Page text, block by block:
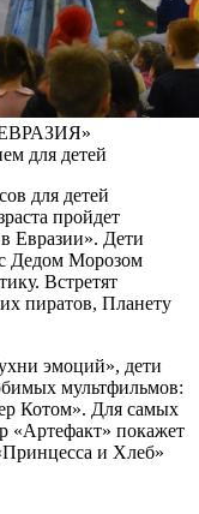
для детей
для детей
пройдет
Евразии». Дети
с Дедом Морозом
Встретят
пиратов, Планету
эмоций», дети
мультфильмов:
Котом». Для самых
«Артефакт» покажет
и Хлеб»